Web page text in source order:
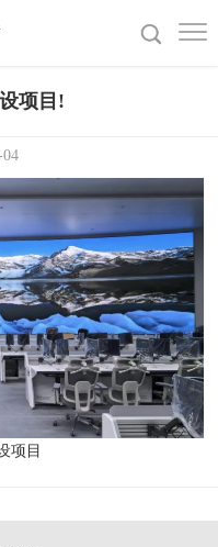
项目!
04
项目